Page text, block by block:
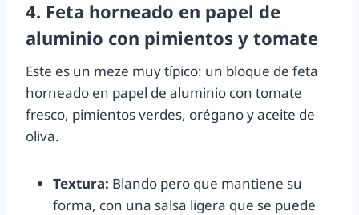
4. Feta horneado en papel de
aluminio con pimientos y tomate
Este es un meze muy típico: un bloque de feta
horneado en papel de aluminio con tomate
fresco, pimientos verdes, orégano y aceite de
oliva.
Textura: Blando pero que mantiene su
forma, con una salsa ligera que se puede